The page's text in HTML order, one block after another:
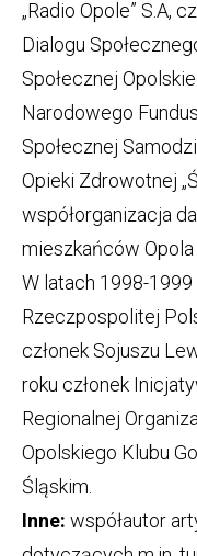
„Radio Opole” S.A,
Dialogu
Społecznej
Narodowego
Społecznej
Opieki Zdrowotnej
współorganizacja
mieszkańców Opola
W latach 1998-
Rzeczpospolitej
członek Sojuszu
roku członek
Regionalnej
Opolskiego Klubu
Śląskim.
Inne: współautor